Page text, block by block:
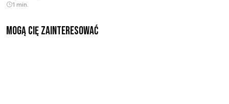
1 min.
Mogą Cię zainteresować